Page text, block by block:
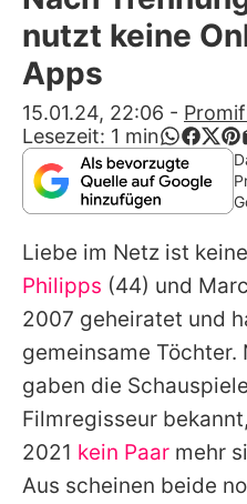
Alle Themen
App
Utiq
nutzt keine
Apps
15.01.24, 22:06 -
Lesezeit: 1 min
Liebe im Netz ist
Philipps (44) und
2007 geheiratet und
gemeinsame Töchter.
gaben die
Filmregisseur
2021 kein Paar mehr
Aus scheinen beide